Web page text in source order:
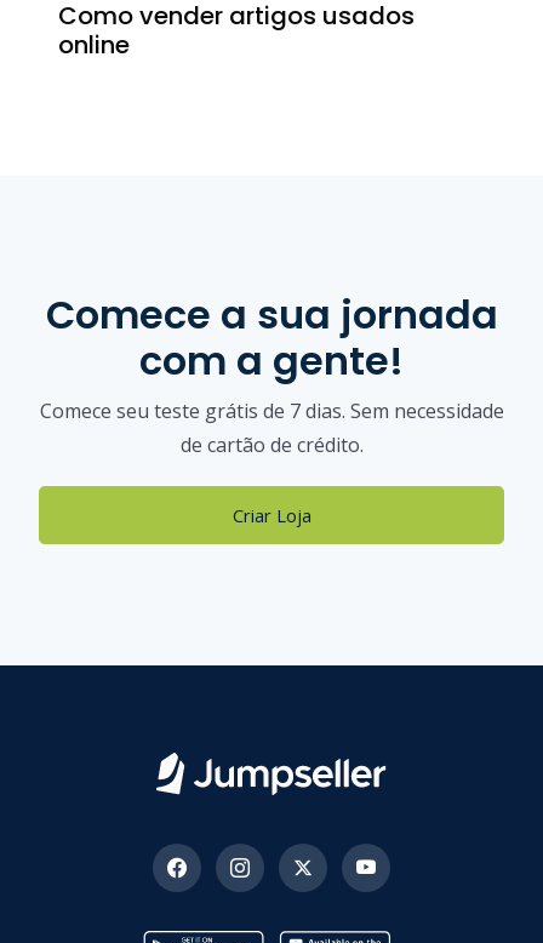
Como vender artigos usados
online
Comece a sua jornada
com a gente!
Comece seu teste grátis de 7 dias. Sem necessidade
de cartão de crédito.
Criar Loja